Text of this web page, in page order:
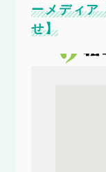
ーメディア
せ】